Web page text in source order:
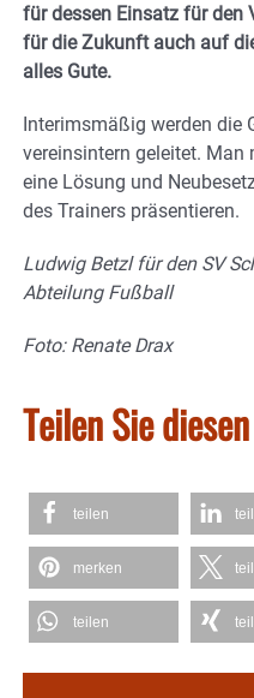
für dessen Einsatz für den
für die Zukunft auch auf
alles Gute.
Interimsmäßig werden die
vereinsintern geleitet. Man
eine Lösung und
des Trainers präsentieren.
Ludwig Betzl für den SV
Abteilung Fußball
Foto: Renate Drax
Teilen Sie
teilen
merken
teilen